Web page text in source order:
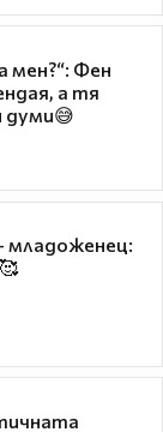
мен?“: Фен
а тя
думи😅
младоженец: